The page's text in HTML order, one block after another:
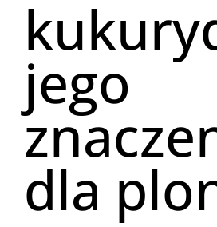
jego
dla